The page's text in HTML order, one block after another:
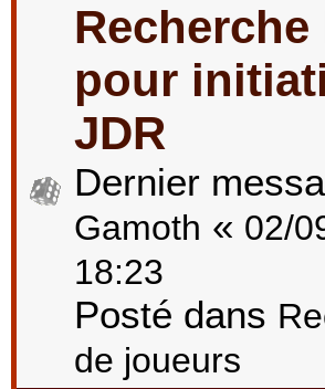
Recherche
pour
JDR
Dernier
Gamoth « 02/
18:23
Posté dans
de joueurs